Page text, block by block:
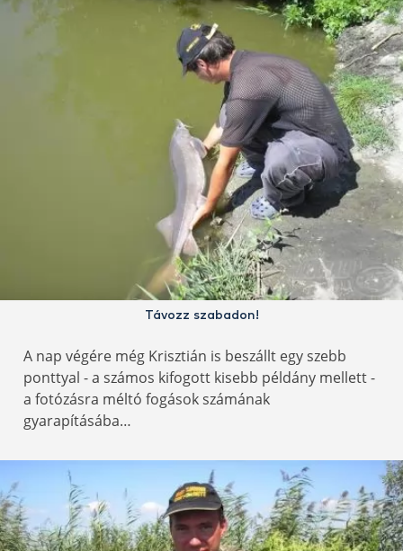
Távozz szabadon!
A nap végére még Krisztián is beszállt egy szebb
ponttyal - a számos kifogott kisebb példány mellett -
a fotózásra méltó fogások számának
gyarapításába…